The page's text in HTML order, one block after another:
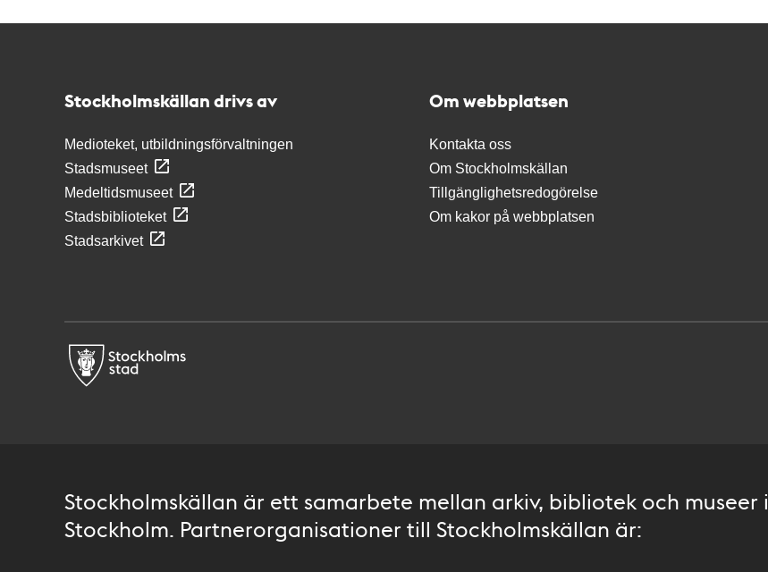
Stockholmskällan drivs av
Medioteket, utbildningsförvaltningen
Stadsmuseet
Medeltidsmuseet
Stadsbiblioteket
Stadsarkivet
Om webbplatsen
Kontakta oss
Om Stockholmskällan
Tillgänglighetsredogörelse
Om kakor på webbplatsen
Stockholmskällan är ett samarbete mellan arkiv, bibliotek och museer i
Stockholm. Partnerorganisationer till Stockholmskällan är: